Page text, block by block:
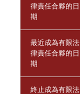
律責任合夥的日
期
最近成為有限法
律責任合夥的日
期
終止成為有限法